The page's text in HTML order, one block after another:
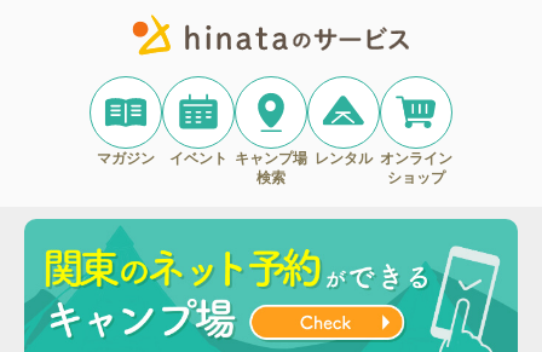
マガジン イベント
キャンプ場
検索
レンタル オンライン
ショップ